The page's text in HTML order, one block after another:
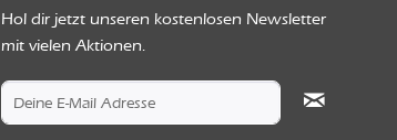
Hol dir jetzt unseren kostenlosen Newsletter
mit vielen Aktionen.